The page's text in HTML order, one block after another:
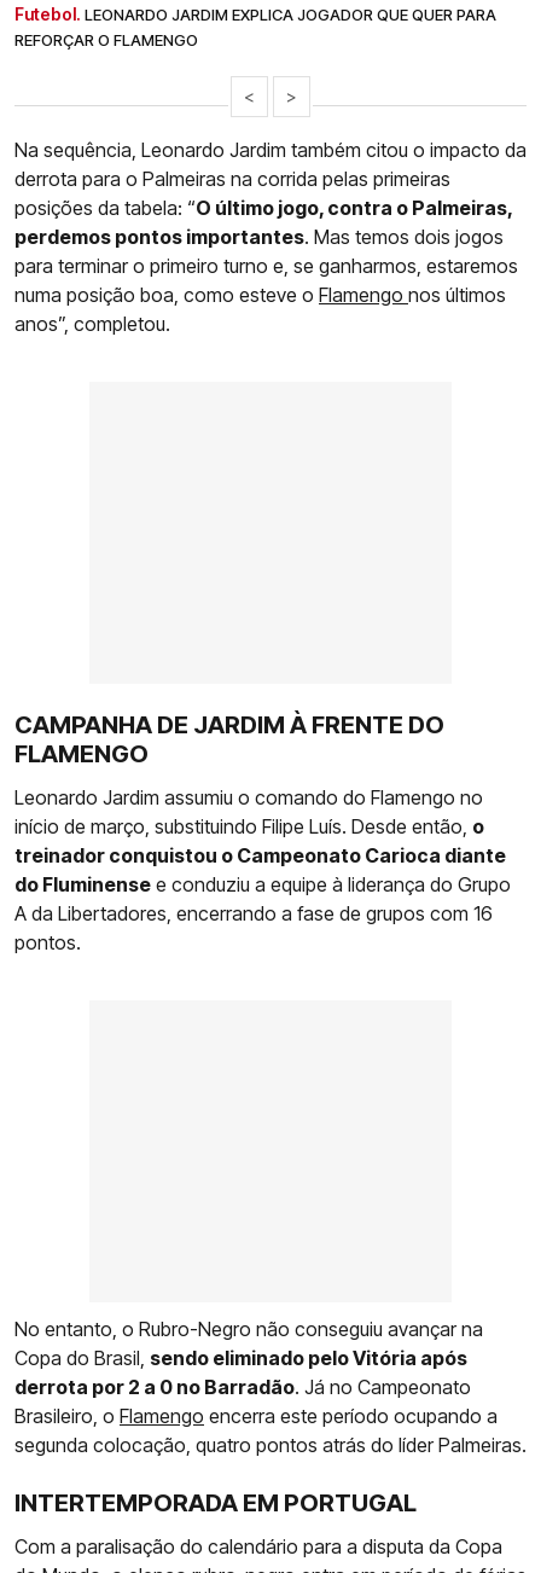
Futebol. LEONARDO JARDIM EXPLICA JOGADOR QUE QUER PARA
REFORÇAR O FLAMENGO
< >
Na sequência, Leonardo Jardim também citou o impacto da
derrota para o Palmeiras na corrida pelas primeiras
posições da tabela: “O último jogo, contra o Palmeiras,
perdemos pontos importantes. Mas temos dois jogos
para terminar o primeiro turno e, se ganharmos, estaremos
numa posição boa, como esteve o Flamengo nos últimos
anos”, completou.
CAMPANHA DE JARDIM À FRENTE DO
FLAMENGO
Leonardo Jardim assumiu o comando do Flamengo no
início de março, substituindo Filipe Luís. Desde então, o
treinador conquistou o Campeonato Carioca diante
do Fluminense e conduziu a equipe à liderança do Grupo
A da Libertadores, encerrando a fase de grupos com 16
pontos.
No entanto, o Rubro-Negro não conseguiu avançar na
Copa do Brasil, sendo eliminado pelo Vitória após
derrota por 2 a 0 no Barradão. Já no Campeonato
Brasileiro, o Flamengo encerra este período ocupando a
segunda colocação, quatro pontos atrás do líder Palmeiras.
INTERTEMPORADA EM PORTUGAL
Com a paralisação do calendário para a disputa da Copa